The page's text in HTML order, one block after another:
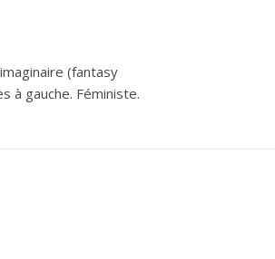
(fantasy
à gauche. Féministe.